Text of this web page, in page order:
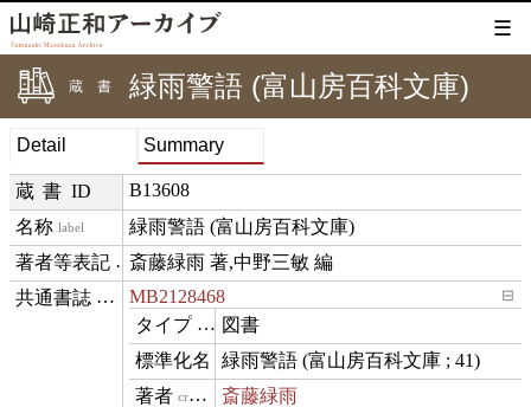
☰
蔵書 緑雨警語 (富山房百科文庫)
Detail Summary
蔵書ID B13608
label 緑雨警語 (富山房百科文庫)
creditText
斎藤緑雨 著,中野三敏 編
exemplarOfMB2128468 ⊟
type 図書
name
緑雨警語 (富山房百科文庫 ; 41)
creator 斎藤緑雨